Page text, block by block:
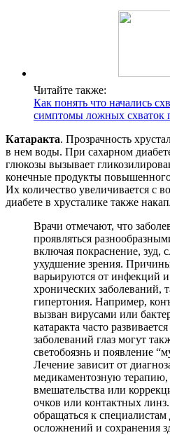
Читайте также:
Как понять что начались
симптомы ложных схваток
Катаракта. Прозрачность
в нем воды. При сахарном
глюкозы вызывает
конечные продукты
Их количество увеличивается с
диабете в хрусталике также
Врачи отмечают, что
проявляться
включая покраснение, зуд,
ухудшение зрения.
варьируются от инфекций
хронических заболеваний,
гипертония. Например,
вызван вирусами или
катаракта часто
заболеваний глаз могут
светобоязнь и появление
Лечение зависит от
медикаментозную терапию,
вмешательства или
очков или контактных
обращаться к
осложнений и сохранения